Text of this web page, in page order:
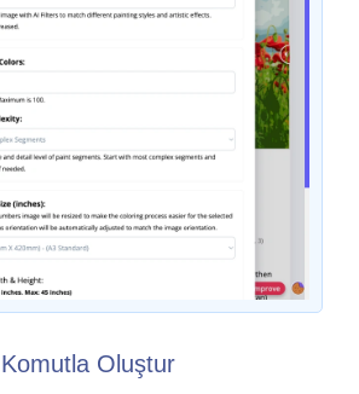
Komutla Oluştur